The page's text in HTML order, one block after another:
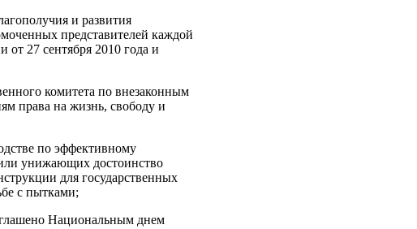
и развития
представителей каждой
27 сентября 2010 года и
комитета по внезаконным
права на жизнь, свободу и
по эффективному
унижающих достоинство
для государственных
с пытками;
Национальным днем